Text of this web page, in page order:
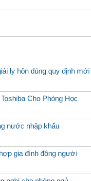
ly hôn đúng quy định mới
Cho Phòng Học
nước nhập khẩu
gia đình đông người